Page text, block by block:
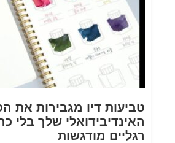
טביעות דיו מגבירות את
האינדיבידואלי שלך בלי
רגליים מודגשות